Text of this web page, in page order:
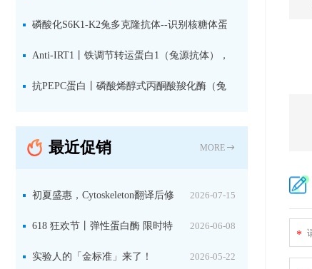
*
持植物细胞壁果胶多糖精细结构解析
磷酸化S6K1-K2兔多克隆抗体--识别核糖体蛋
白S6激酶同源蛋白1-2的激活状态
Anti-IRT1丨铁调节转运蛋白1（兔源抗体），
植物铁吸收与微量元素代谢研究的关键工具
抗PEPC蛋白丨磷酸烯醇式丙酮酸羧化酶（兔
固定关键酶
最近促销 MORE
2026-07-15
初夏盛惠，Cytoskeleton翻译后修
饰（PTM）产品线放价啦！ 2026-06-08
618 狂欢节丨弹性蛋白酶 限时特
惠 2026-05-22
实验人的「金标准」来了！